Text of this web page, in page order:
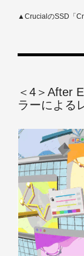
▲CrucialのSSD「
＜4＞After
ラーによる